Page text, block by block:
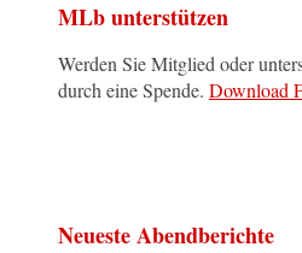
MLb unterstützen
Werden Sie Mitglied oder
durch eine Spende. Download
Neueste Abendberichte